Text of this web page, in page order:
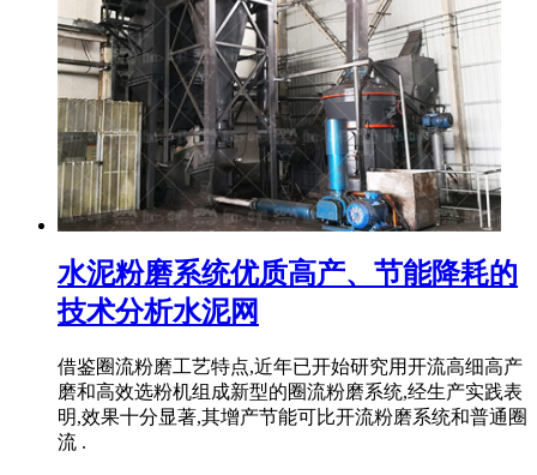
水泥粉磨系统优质高产、节能降耗的
技术分析水泥网
借鉴圈流粉磨工艺特点,近年已开始研究用开流高细高产
磨和高效选粉机组成新型的圈流粉磨系统,经生产实践表
明,效果十分显著,其增产节能可比开流粉磨系统和普通圈
流 .